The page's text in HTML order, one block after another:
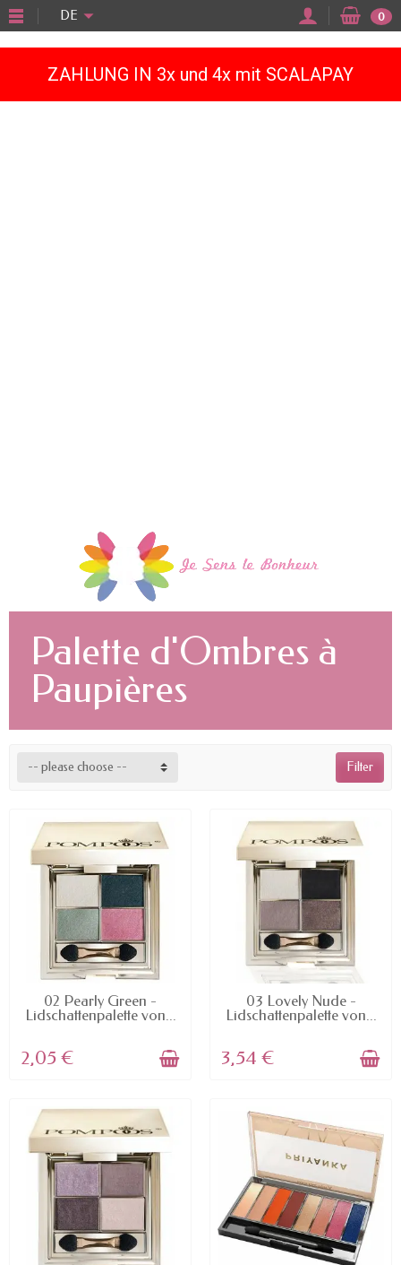
ZAHLUNG IN 3x und 4x mit SCALAPAY
DE 0
Palette d'Ombres à
Paupières
Filter
-- please choose --
AVAILABLE
02 Pearly Green -
Lidschattenpalette von...
2,05 €
AVAILABLE
03 Lovely Nude -
Lidschattenpalette von...
3,54 €